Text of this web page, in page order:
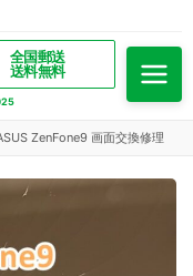
全国郵送
送料無料
ZenFone9 画面交換修理